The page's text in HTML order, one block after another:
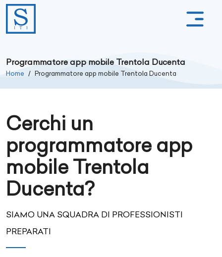
Programmatore app mobile Trentola Ducenta
Home Programmatore app mobile Trentola Ducenta
Cerchi un
programmatore app
mobile Trentola
Ducenta?
SIAMO UNA SQUADRA DI PROFESSIONISTI
PREPARATI